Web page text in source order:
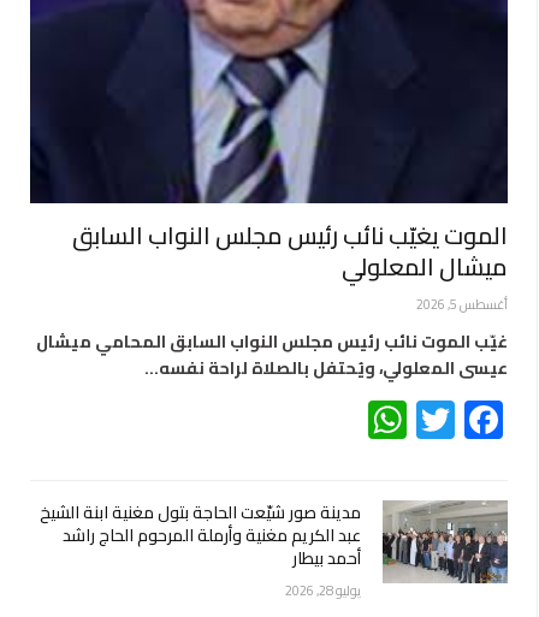
الموت يغيّب نائب رئيس مجلس النواب السابق
ميشال المعلولي
أغسطس 5, 2026
غيّب الموت نائب رئيس مجلس النواب السابق المحامي ميشال
عيسى المعلولي، ويُحتفل بالصلاة لراحة نفسه…
Facebook
Twitter
مدينة صور شيّعت الحاجة بتول مغنية ابنة الشيخ
عبد الكريم مغنية وأرملة المرحوم الحاج راشد
أحمد بيطار
يوليو 28, 2026